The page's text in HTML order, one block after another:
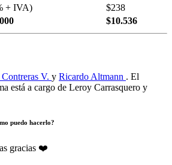
+ IVA)
$238
$10.536
V. y Ricardo Altmann . El
está a cargo de Leroy Carrasquero y
puedo hacerlo?
gracias ❤️